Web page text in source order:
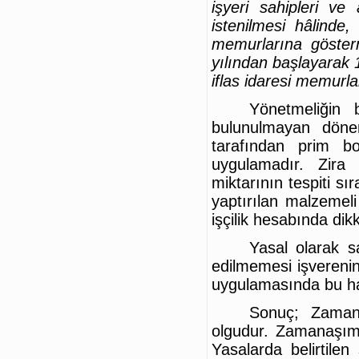
işyeri sahipleri ve
istenilmesi
memurlarına
yılından
iflas idaresi
bulunulmayan
tarafından prim
uygulamadır.
miktarının tespiti
yaptırılan
işçilik hesabında
Yasal olarak
edilmemesi
uygulamasında bu
Sonuç;
olgudur.
Yasalarda belirtilen